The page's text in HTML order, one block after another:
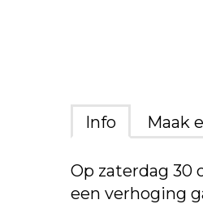
Info Maak
Op zaterdag 30
een verhoging